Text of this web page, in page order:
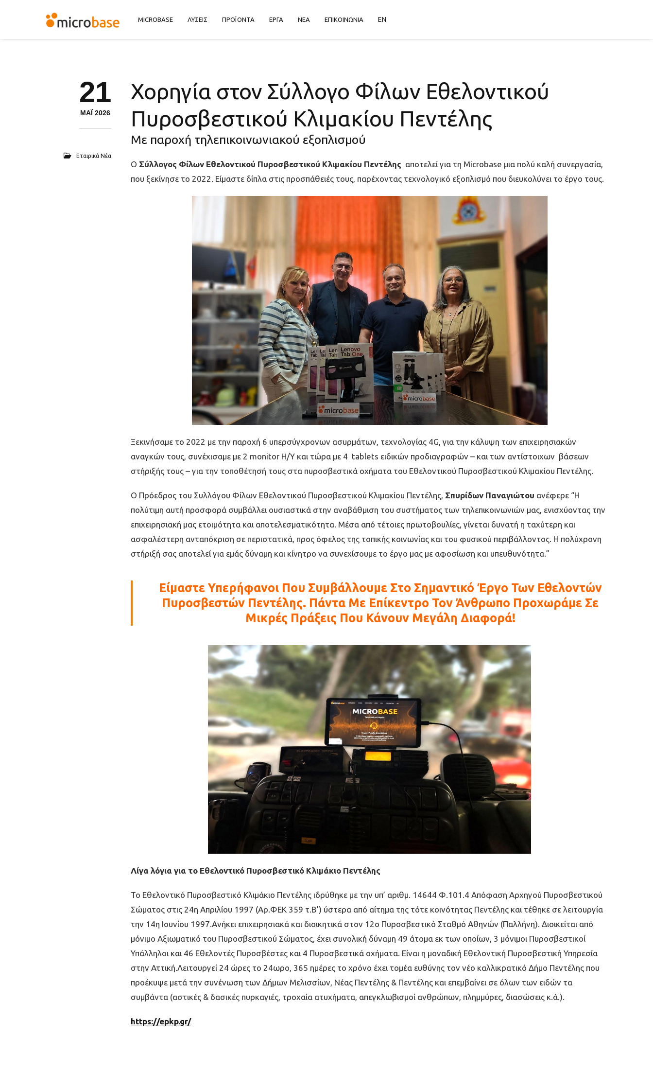
MICROBASE ΛΥΣΕΙΣ ΠΡΟΪΟΝΤΑ ΕΡΓΑ ΝΕΑ ΕΠΙΚΟΙΝΩΝΙΑ EN
21
ΜΑΪ 2026
Εταιρικά Νέα
Χορηγία στον Σύλλογο Φίλων Εθελοντικού
Πυροσβεστικού Κλιμακίου Πεντέλης
Με παροχή τηλεπικοινωνιακού εξοπλισμού
Ο Σύλλογος Φίλων Εθελοντικού Πυροσβεστικού Κλιμακίου Πεντέλης αποτελεί για τη Microbase μια πολύ καλή συνεργασία,
που ξεκίνησε το 2022. Είμαστε δίπλα στις προσπάθειές τους, παρέχοντας τεχνολογικό εξοπλισμό που διευκολύνει το έργο τους.
Ξεκινήσαμε το 2022 με την παροχή 6 υπερσύγχρονων ασυρμάτων, τεχνολογίας 4G, για την κάλυψη των επιχειρησιακών
αναγκών τους, συνέχισαμε με 2 monitor Η/Υ και τώρα με 4 tablets ειδικών προδιαγραφών – και των αντίστοιχων βάσεων
στήριξής τους – για την τοποθέτησή τους στα πυροσβεστικά οχήματα του Εθελοντικού Πυροσβεστικού Κλιμακίου Πεντέλης.
Ο Πρόεδρος του Συλλόγου Φίλων Εθελοντικού Πυροσβεστικού Κλιμακίου Πεντέλης, Σπυρίδων Παναγιώτου ανέφερε “Η
πολύτιμη αυτή προσφορά συμβάλλει ουσιαστικά στην αναβάθμιση του συστήματος των τηλεπικοινωνιών μας, ενισχύοντας την
επιχειρησιακή μας ετοιμότητα και αποτελεσματικότητα. Μέσα από τέτοιες πρωτοβουλίες, γίνεται δυνατή η ταχύτερη και
ασφαλέστερη ανταπόκριση σε περιστατικά, προς όφελος της τοπικής κοινωνίας και του φυσικού περιβάλλοντος. Η πολύχρονη
στήριξή σας αποτελεί για εμάς δύναμη και κίνητρο να συνεχίσουμε το έργο μας με αφοσίωση και υπευθυνότητα.”
Είμαστε Υπερήφανοι Που Συμβάλλουμε Στο Σημαντικό Έργο Των Εθελοντών
Πυροσβεστών Πεντέλης. Πάντα Με Επίκεντρο Τον Άνθρωπο Προχωράμε Σε
Μικρές Πράξεις Που Κάνουν Μεγάλη Διαφορά!
Λίγα λόγια για το Εθελοντικό Πυροσβεστικό Κλιμάκιο Πεντέλης
Το Εθελοντικό Πυροσβεστικό Κλιμάκιο Πεντέλης ιδρύθηκε με την υπ’ αριθμ. 14644 Φ.101.4 Απόφαση Αρχηγού Πυροσβεστικού
Σώματος στις 24η Απριλίου 1997 (Αρ.ΦΕΚ 359 τ.Β’) ύστερα από αίτημα της τότε κοινότητας Πεντέλης και τέθηκε σε λειτουργία
την 14η Ιουνίου 1997.Ανήκει επιχειρησιακά και διοικητικά στον 12ο Πυροσβεστικό Σταθμό Αθηνών (Παλλήνη). Διοικείται από
μόνιμο Αξιωματικό του Πυροσβεστικού Σώματος, έχει συνολική δύναμη 49 άτομα εκ των οποίων, 3 μόνιμοι Πυροσβεστικοί
Υπάλληλοι και 46 Εθελοντές Πυροσβέστες και 4 Πυροσβεστικά οχήματα. Είναι η μοναδική Εθελοντική Πυροσβεστική Υπηρεσία
στην Αττική.Λειτουργεί 24 ώρες το 24ωρο, 365 ημέρες το χρόνο έχει τομέα ευθύνης τον νέο καλλικρατικό Δήμο Πεντέλης που
προέκυψε μετά την συνένωση των Δήμων Μελισσίων, Νέας Πεντέλης & Πεντέλης και επεμβαίνει σε όλων των ειδών τα
συμβάντα (αστικές & δασικές πυρκαγιές, τροχαία ατυχήματα, απεγκλωβισμοί ανθρώπων, πλημμύρες, διασώσεις κ.ά.).
https://epkp.gr/